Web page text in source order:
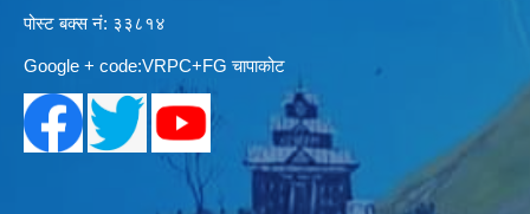
पोस्ट बक्स नं: ३३८१४
Google + code:VRPC+FG चापाकोट